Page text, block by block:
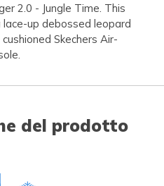
2.0 - Jungle Time. This
up debossed leopard
Skechers Air-
del prodotto